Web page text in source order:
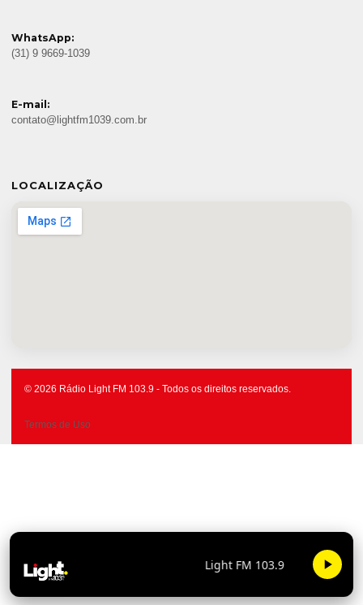
WhatsApp:
(31) 9 9669-1039
E-mail:
contato@lightfm1039.com.br
LOCALIZAÇÃO
© 2026 Rádio Light FM 103.9 - Todos os direitos reservados.
Termos de Uso
Light FM 103.9